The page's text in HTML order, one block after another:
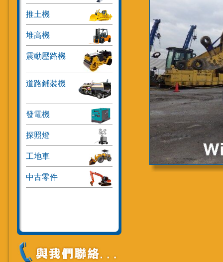
推土機
堆高機
震動壓路機
道路鋪裝機
發電機
探照燈
工地車
中古零件